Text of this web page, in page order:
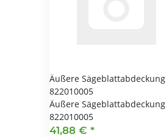
Äußere Sägeblattabdeckung
822010005
Äußere Sägeblattabdeckung
822010005
41,88 € *